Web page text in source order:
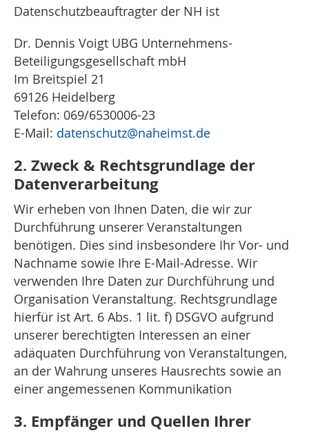
Datenschutzbeauftragter der NH ist
Dr. Dennis Voigt UBG Unternehmens-
Beteiligungsgesellschaft mbH
Im Breitspiel 21
69126 Heidelberg
Telefon: 069/6530006-23
E-Mail: datenschutz@naheimst.de
2. Zweck & Rechtsgrundlage der
Datenverarbeitung
Wir erheben von Ihnen Daten, die wir zur
Durchführung unserer Veranstaltungen
benötigen. Dies sind insbesondere Ihr Vor- und
Nachname sowie Ihre E-Mail-Adresse. Wir
verwenden Ihre Daten zur Durchführung und
Organisation Veranstaltung. Rechtsgrundlage
hierfür ist Art. 6 Abs. 1 lit. f) DSGVO aufgrund
unserer berechtigten Interessen an einer
adäquaten Durchführung von Veranstaltungen,
an der Wahrung unseres Hausrechts sowie an
einer angemessenen Kommunikation
3. Empfänger und Quellen Ihrer